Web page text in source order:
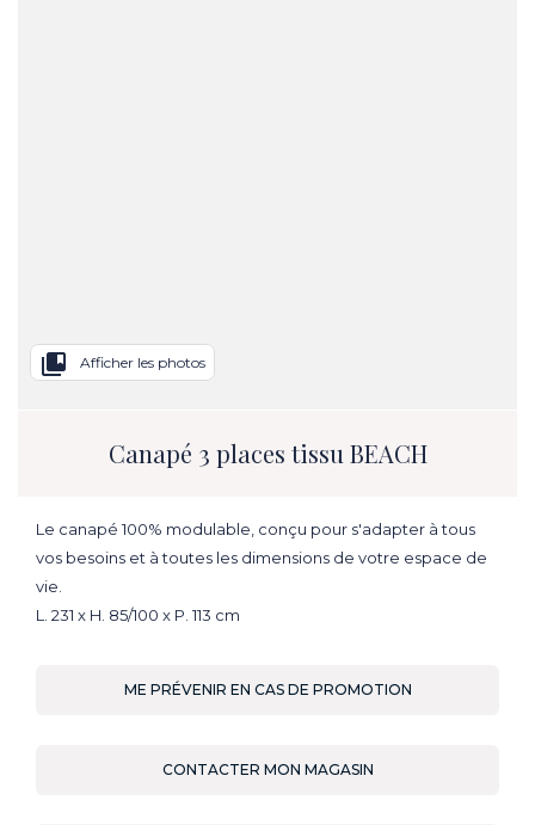
collections_bookmark Afficher les photos
Canapé 3 places tissu BEACH
Le canapé 100% modulable, conçu pour s'adapter à tous
vos besoins et à toutes les dimensions de votre espace de
vie.
L. 231 x H. 85/100 x P. 113 cm
ME PRÉVENIR EN CAS DE PROMOTION
CONTACTER MON MAGASIN